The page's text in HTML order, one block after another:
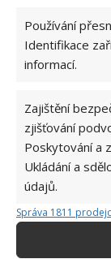
Používání
Identifikace
informací.
Zajištění
zjišťování
Poskytování a
Ukládání a
údajů.
Správa 1811
Pokud si
neváhejte se
platformě
technik. Navíc
poradit i s
intenzitě